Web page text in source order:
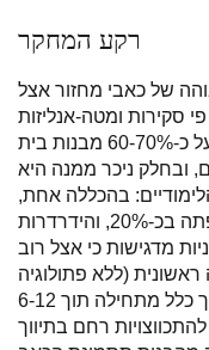
רקע המחקר
של כאבי מחזור אצל
סקירות ומטה-אנליזות
גדולות, דיסמנוריאה ראשונית משפיעה על כ-60-70% מבנות בית
ובחלק ניכר ממנה היא
בהכללה אחת,
היעדרות מבית הספר עקב כאב נצפתה בכ-20%, והידרדרות
קליניות מדגישות כי אצל רוב
(ללא פתולוגיה
אורגנית ניתנת לגילוי), אשר בדרך כלל מתחילה תוך 6-12
רחם בתיווך